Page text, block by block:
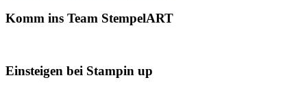
Komm ins Team StempelART
Einsteigen bei Stampin up